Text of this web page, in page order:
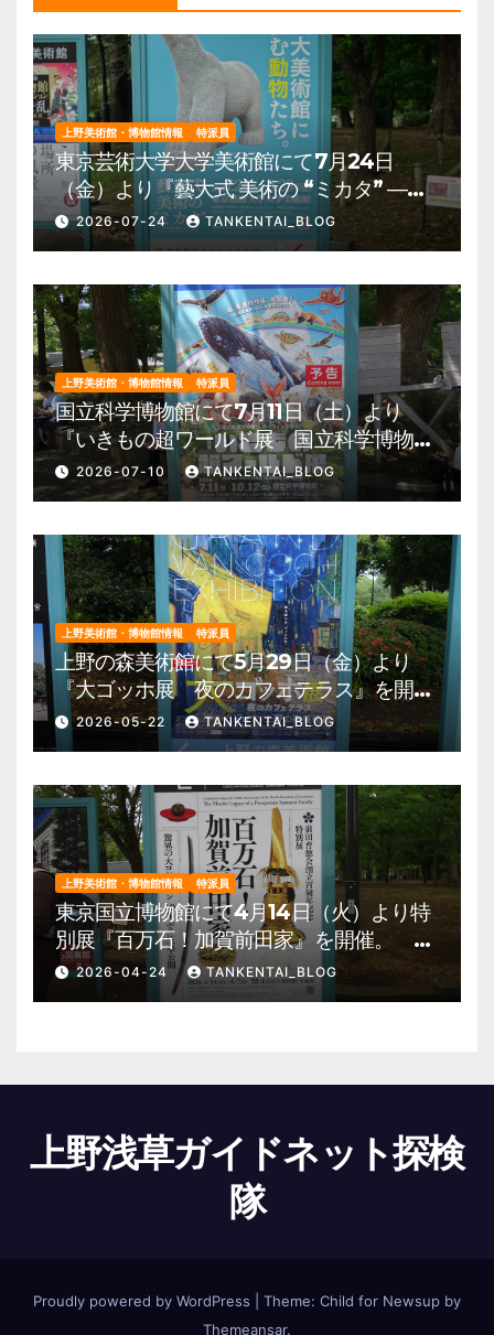
上野美術館・博物館情報 特派員
東京芸術大学大学美術館にて7月24日
（金）より『藝大式 美術の “ミカタ” ―こ
の夏、藝大生になる―』を開催。 上野公
園 美術館・博物館 混雑情報他
2026-07-24 TANKENTAI_BLOG
上野美術館・博物館情報 特派員
国立科学博物館にて7月11日（土）より
『いきもの超ワールド展 国立科学博物館
×ダーウィンが来た！』を開催。 上野公
園 美術館・博物館 混雑情報他
2026-07-10 TANKENTAI_BLOG
上野美術館・博物館情報 特派員
上野の森美術館にて5月29日（金）より
『大ゴッホ展 夜のカフェテラス』を開
催。 上野公園 美術館・博物館 混雑情
報他
2026-05-22 TANKENTAI_BLOG
上野美術館・博物館情報 特派員
東京国立博物館にて4月14日（火）より特
別展『百万石！加賀前田家』を開催。 上
野公園 美術館・博物館 混雑情報他
2026-04-24 TANKENTAI_BLOG
上野浅草ガイドネット探検
隊
Proudly powered by WordPress Theme: Child for Newsup by
Themeansar.